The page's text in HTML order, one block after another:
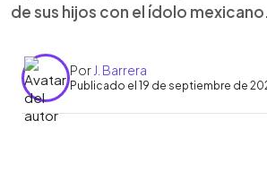
de sus hijos con el ídolo mexicano.
Por J. Barrera
Publicado el 19 de septiembre de